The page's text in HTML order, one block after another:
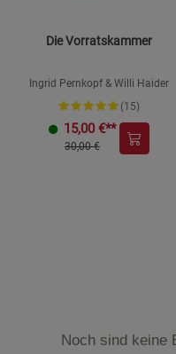
Die Vorratskammer
Ingrid Pernkopf & Willi Haider
(15)
15,00 €**
30,00 €
Noch sind keine